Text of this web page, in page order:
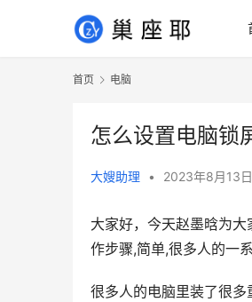
首页 电脑
怎么设置电脑锁
大嫂助理 • 2023年8月13
大家好，今天赵墨晗为
作步骤,简单,很多人的一
很多人的电脑里装了很